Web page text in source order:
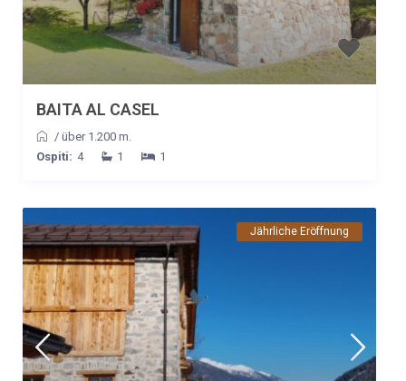
BAITA AL CASEL
/ über 1.200 m.
Ospiti: 4 1 1
Jährliche Eröffnung